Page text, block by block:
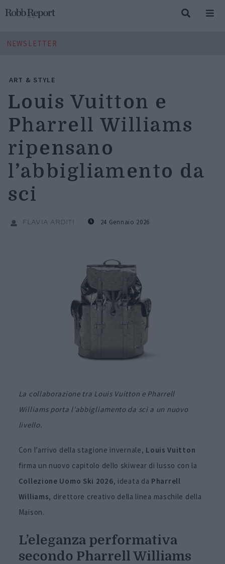
NEWSLETTER
ART & STYLE
Louis Vuitton e
Pharrell Williams
ripensano
l’abbigliamento da
sci
FLAVIA ARDITI 24 Gennaio 2026
La collaborazione tra Louis Vuitton e Pharrell
Williams porta l’abbigliamento da sci a un nuovo
livello.
Con l’arrivo della stagione invernale, Louis Vuitton
firma un nuovo capitolo dello skiwear di lusso con la
Collezione Uomo Ski 2026, ideata da Pharrell
Williams, direttore creativo della linea maschile della
Maison.
L’eleganza performativa
secondo Pharrell Williams